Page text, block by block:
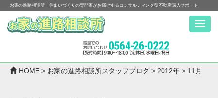
お家の進路相談所 住まいづくりの専門家がお届けするコンサルティング型不動産購入サポート
Menu
HOME > お家の進路相談所スタッフブログ > 2012年 > 11月